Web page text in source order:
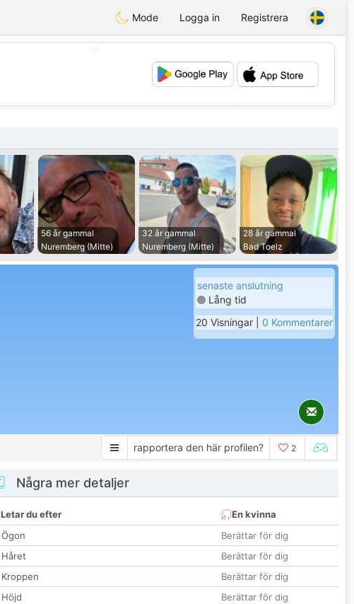
Mode Logga in Registrera
56 år gammal
Nuremberg (Mitte)
32 år gammal
Nuremberg (Mitte)
28 år gammal
Bad Toelz
senaste anslutning
Lång tid
20 Visningar | 0 Kommentarer
rapportera den här profilen? 2
Några mer detaljer
Letar du efter
En kvinna
Ögon
Berättar för dig
Håret
Berättar för dig
Kroppen
Berättar för dig
Höjd
Berättar för dig